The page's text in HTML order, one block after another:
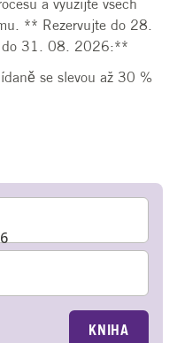
** Rezervujte do 28.
31. 08. 2026:**
se slevou až 30 %
svůj pobyt
KNIHA